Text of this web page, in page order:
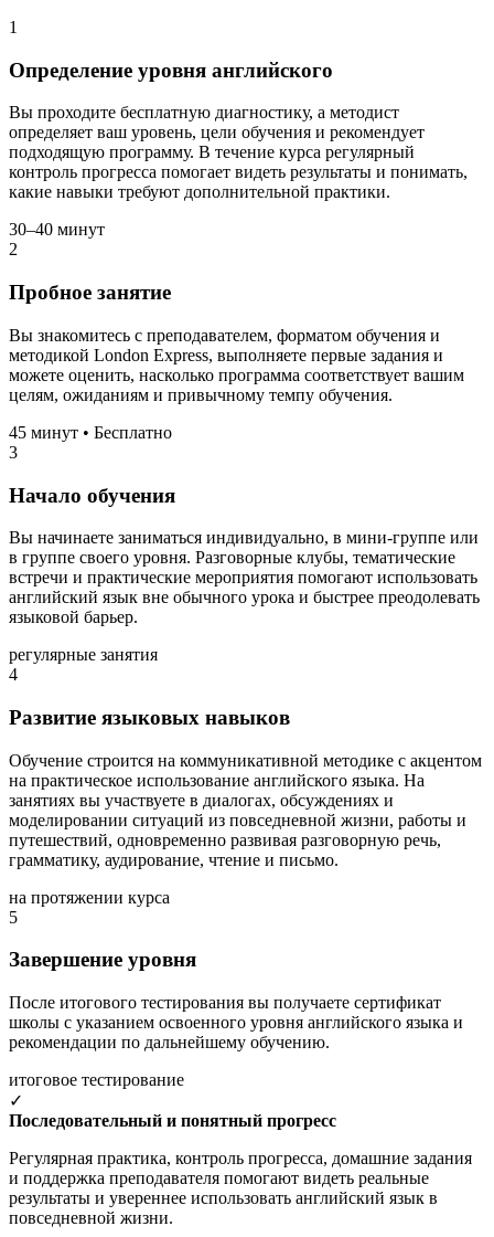
1
Определение уровня английского
Вы проходите бесплатную диагностику, а методист
определяет ваш уровень, цели обучения и рекомендует
подходящую программу. В течение курса регулярный
контроль прогресса помогает видеть результаты и понимать,
какие навыки требуют дополнительной практики.
30–40 минут
2
Пробное занятие
Вы знакомитесь с преподавателем, форматом обучения и
методикой London Express, выполняете первые задания и
можете оценить, насколько программа соответствует вашим
целям, ожиданиям и привычному темпу обучения.
45 минут • Бесплатно
3
Начало обучения
Вы начинаете заниматься индивидуально, в мини-группе или
в группе своего уровня. Разговорные клубы, тематические
встречи и практические мероприятия помогают использовать
английский язык вне обычного урока и быстрее преодолевать
языковой барьер.
регулярные занятия
4
Развитие языковых навыков
Обучение строится на коммуникативной методике с акцентом
на практическое использование английского языка. На
занятиях вы участвуете в диалогах, обсуждениях и
моделировании ситуаций из повседневной жизни, работы и
путешествий, одновременно развивая разговорную речь,
грамматику, аудирование, чтение и письмо.
на протяжении курса
5
Завершение уровня
После итогового тестирования вы получаете сертификат
школы с указанием освоенного уровня английского языка и
рекомендации по дальнейшему обучению.
итоговое тестирование
✓
Последовательный и понятный прогресс
Регулярная практика, контроль прогресса, домашние задания
и поддержка преподавателя помогают видеть реальные
результаты и увереннее использовать английский язык в
повседневной жизни.